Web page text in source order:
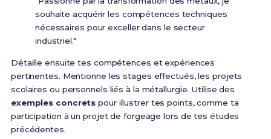
souhaite acquérir les compétences techniques
nécessaires pour exceller dans le secteur
industriel."
Détaille ensuite tes compétences et expériences
pertinentes. Mentionne les stages effectués, les projets
scolaires ou personnels liés à la métallurgie. Utilise des
exemples concrets pour illustrer tes points, comme ta
participation à un projet de forgeage lors de tes études
précédentes.